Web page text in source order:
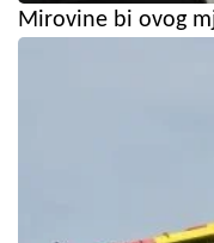
Mirovine bi ovog